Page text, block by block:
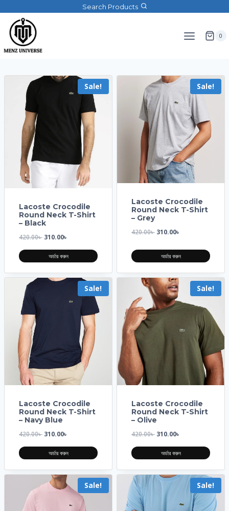
Search Products
0
Sale!
Lacoste Crocodile
Round Neck T-Shirt
– Black
420.00৳ 310.00৳
অর্ডার করুন
Sale!
Lacoste Crocodile
Round Neck T-Shirt
– Grey
420.00৳ 310.00৳
অর্ডার করুন
Sale!
Lacoste Crocodile
Round Neck T-Shirt
– Navy Blue
420.00৳ 310.00৳
অর্ডার করুন
Sale!
Lacoste Crocodile
Round Neck T-Shirt
– Olive
420.00৳ 310.00৳
অর্ডার করুন
Sale! Sale!